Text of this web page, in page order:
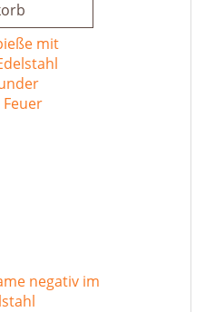
negativ im